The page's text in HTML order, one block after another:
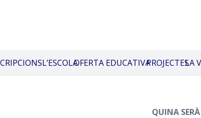
L’ESCOLAOFERTA EDUCATIVAPROJECTESLA
QUINA